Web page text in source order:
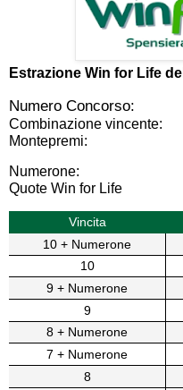
Estrazione Win for Life del
Numero Concorso:
Combinazione vincente:
Montepremi:
Numerone:
Quote Win for Life
Vincita
10 + Numerone
10
9 + Numerone
9
8 + Numerone
7 + Numerone
8